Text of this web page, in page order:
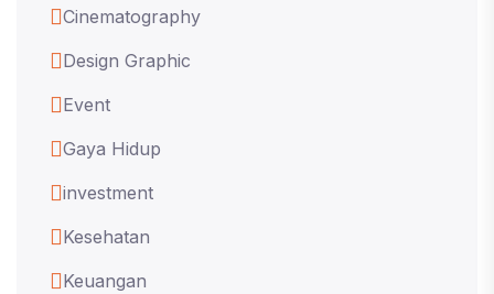
Cinematography
Design Graphic
Event
Gaya Hidup
investment
Kesehatan
Keuangan